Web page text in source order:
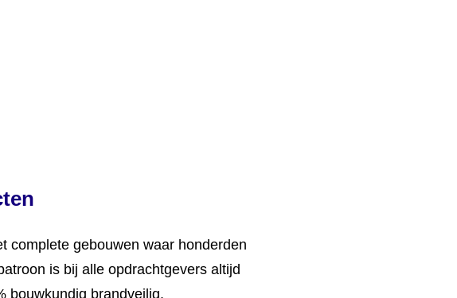
complete gebouwen waar honderden
is bij alle opdrachtgevers altijd
bouwkundig brandveilig.